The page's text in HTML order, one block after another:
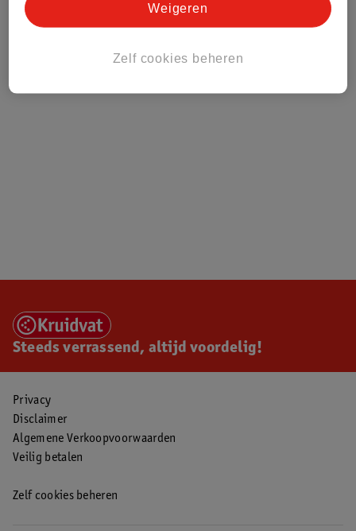
Over Kruidvat
Steeds verrassend, altijd voordelig!
Privacy
Disclaimer
Algemene Verkoopvoorwaarden
Veilig betalen
Zelf cookies beheren
Zelf cookies beheren
Weigeren